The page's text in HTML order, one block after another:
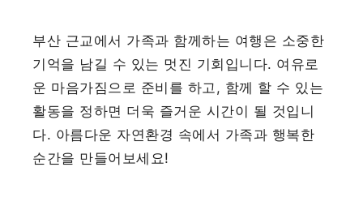
부산 근교에서 가족과 함께하는 여행은 소중한
기억을 남길 수 있는 멋진 기회입니다. 여유로
운 마음가짐으로 준비를 하고, 함께 할 수 있는
활동을 정하면 더욱 즐거운 시간이 될 것입니
다. 아름다운 자연환경 속에서 가족과 행복한
순간을 만들어보세요!